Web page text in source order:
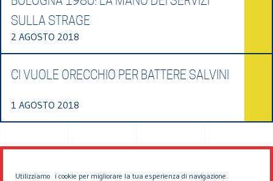
Utilizziamo i cookie per migliorare la tua esperienza di navigazione.
SULLA STRAGE
2 AGOSTO 2018
CI VUOLE ORECCHIO PER BATTERE SALVINI
1 AGOSTO 2018